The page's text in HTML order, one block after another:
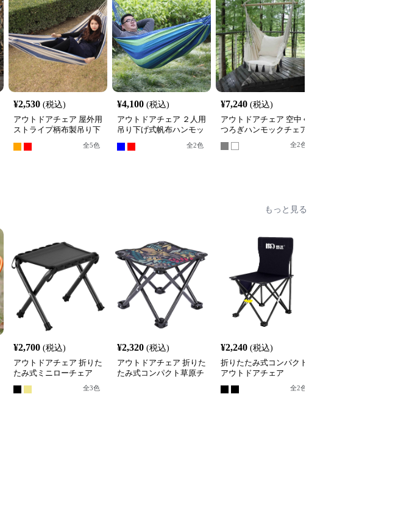
¥2,530 (税込)
アウトドアチェア 屋外用
ストライプ柄布製吊り下
全5色
¥4,100 (税込)
アウトドアチェア ２人用
吊り下げ式帆布ハンモッ
全2色
¥7,240 (税込)
アウトドアチェア 空中く
つろぎハンモックチェア
全2色
もっと見る
¥2,700 (税込)
アウトドアチェア 折りた
たみ式ミニローチェア
全3色
¥2,320 (税込)
アウトドアチェア 折りた
たみ式コンパクト草原チ
¥2,240 (税込)
折りたたみ式コンパクト
アウトドアチェア
全2色